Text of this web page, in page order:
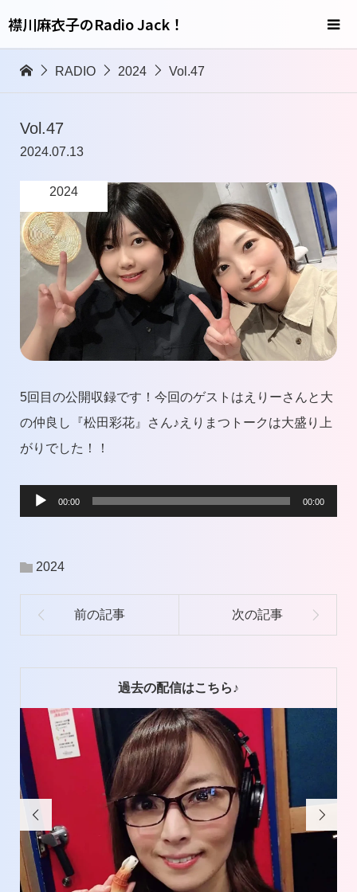
襟川麻衣子のRadio Jack！
RADIO 2024 Vol.47
Vol.47
2024.07.13
2024
5回目の公開収録です！今回のゲストはえりーさんと大
の仲良し『松田彩花』さん♪えりまつトークは大盛り上
がりでした！！
プ
00:00 00:00
2024
過去の配信はこちら♪
 